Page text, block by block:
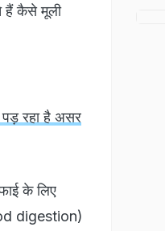
हैं कैसे मूली
पड़ रहा है असर
के लिए
digestion)